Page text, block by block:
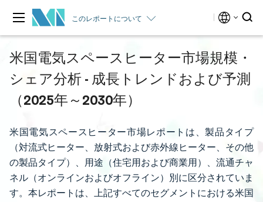
このレポートについて
米国電気スペースヒーター市場規模・
シェア分析 - 成長トレンドおよび予測
（2025年～2030年）
米国電気スペースヒーター市場レポートは、製品タイプ
（対流式ヒーター、放射式および赤外線ヒーター、その他
の製品タイプ）、用途（住宅用および商業用）、流通チャ
ネル（オンラインおよびオフライン）別に区分されていま
す。本レポートは、上記すべてのセグメントにおける米国